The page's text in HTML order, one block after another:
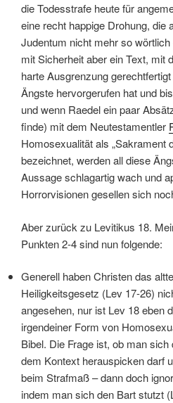
die Todesstrafe heute für
eine recht happige Drohung, die
Judentum nicht mehr so
mit Sicherheit aber ein Text, mit
harte Ausgrenzung
Ängste hervorgerufen hat und
und wenn Raedel ein paar
finde) mit dem Neutestamentler
Homosexualität als „Sakrament
bezeichnet, werden all diese
Aussage schlagartig wach und
Horrorvisionen gesellen sich
Aber zurück zu Levitikus 18.
Punkten 2-4 sind nun folgende:
Generell haben Christen das
Heiligkeitsgesetz (Lev 17-26)
angesehen, nur ist Lev 18 eben
irgendeiner Form von
Bibel. Die Frage ist, ob man
dem Kontext herauspicken darf
beim Strafmaß – dann doch
indem man sich den Bart stutzt